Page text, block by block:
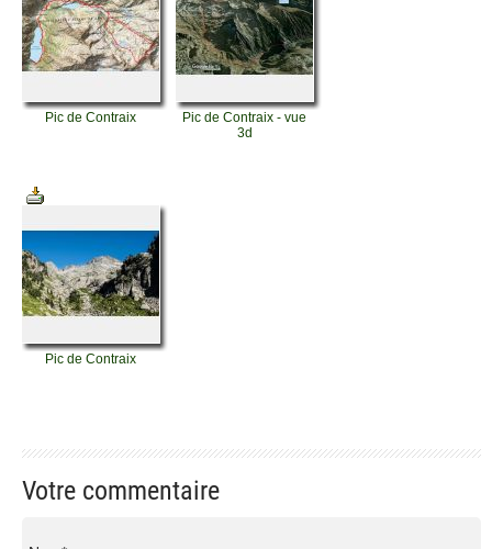
Pic de Contraix
Pic de Contraix - vue
3d
Pic de Contraix
Votre commentaire